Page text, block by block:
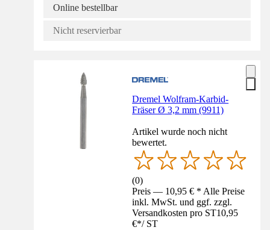
Online bestellbar
Nicht reservierbar
Dremel Wolfram-Karbid-
Fräser Ø 3,2 mm (9911)
Artikel wurde noch nicht
bewertet.
(0)
Preis — 10,95 € * Alle Preise
inkl. MwSt. und ggf. zzgl.
Versandkosten pro ST10,95
€*/ ST